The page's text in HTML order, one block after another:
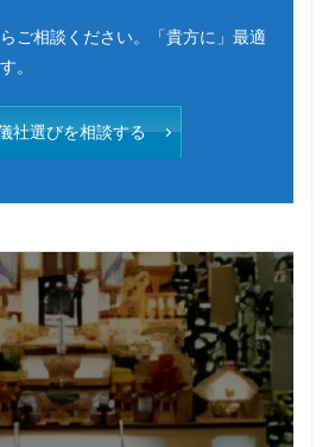
ご相談ください。「貴方に」最適
。
社選びを相談する